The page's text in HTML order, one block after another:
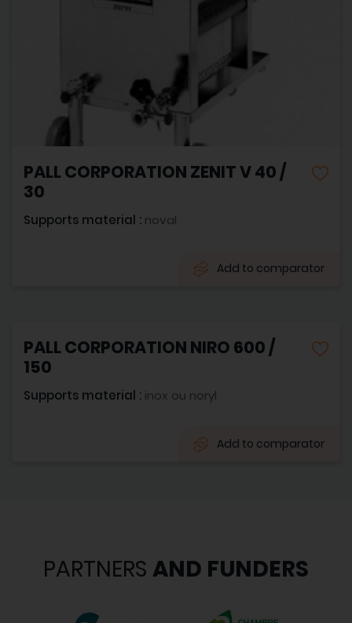
PALL CORPORATION ZENIT V 40 /
30
Supports material : noval
Add to comparator
PALL CORPORATION NIRO 600 /
150
Supports material : inox ou noryl
Add to comparator
PARTNERS AND FUNDERS